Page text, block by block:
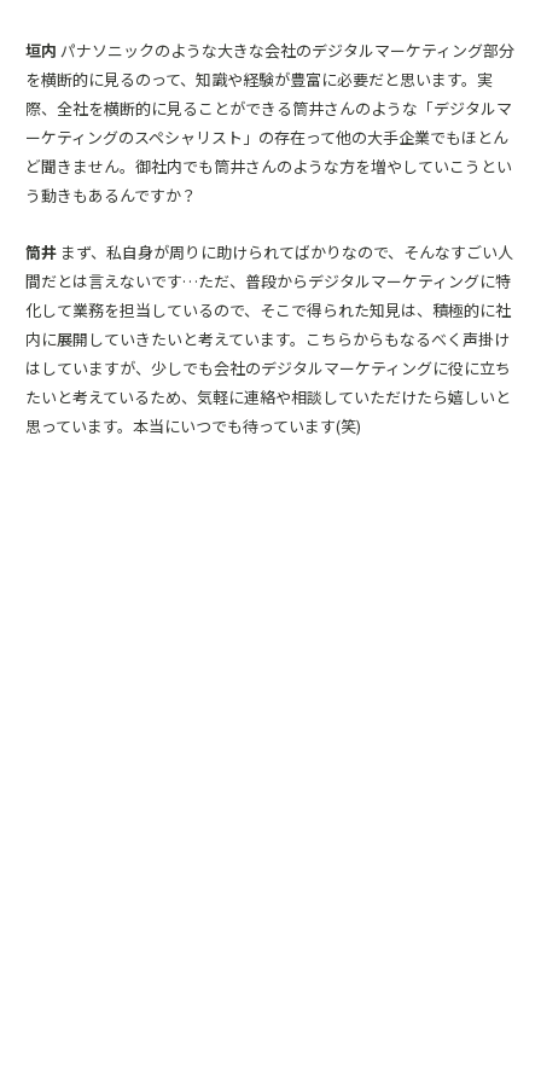
垣内 パナソニックのような大きな会社のデジタルマーケティング部分
を横断的に見るのって、知識や経験が豊富に必要だと思います。実
際、全社を横断的に見ることができる筒井さんのような「デジタルマ
ーケティングのスペシャリスト」の存在って他の大手企業でもほとん
ど聞きません。御社内でも筒井さんのような方を増やしていこうとい
う動きもあるんですか？
筒井 まず、私自身が周りに助けられてばかりなので、そんなすごい人
間だとは言えないです…ただ、普段からデジタルマーケティングに特
化して業務を担当しているので、そこで得られた知見は、積極的に社
内に展開していきたいと考えています。こちらからもなるべく声掛け
はしていますが、少しでも会社のデジタルマーケティングに役に立ち
たいと考えているため、気軽に連絡や相談していただけたら嬉しいと
思っています。本当にいつでも待っています(笑)